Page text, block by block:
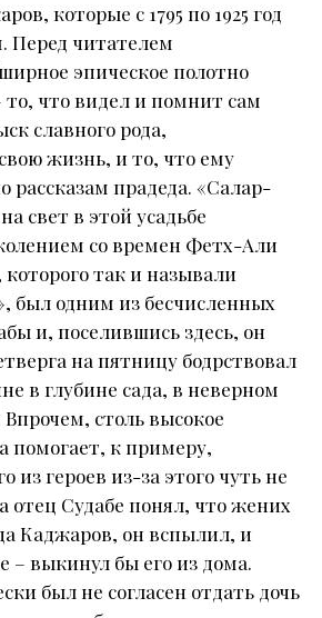
которые с 1795 по 1925 год
Перед читателем
эпическое полотно
то, что видел и помнит сам
славного рода,
жизнь, и то, что ему
рассказам прадеда. «Салар-
свет в этой усадьбе
со времен Фетх-Али
так и называли
был одним из бесчисленных
и, поселившись здесь, он
на пятницу бодрствовал
в глубине сада, в неверном
столь высокое
помогает, к примеру,
из героев из-за этого чуть не
отец Судабе понял, что жених
Каджаров, он вспылил, и
– выкинул бы его из дома.
был не согласен отдать дочь